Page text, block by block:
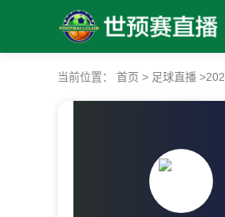
当前位置： 首页 > 足球直播 >